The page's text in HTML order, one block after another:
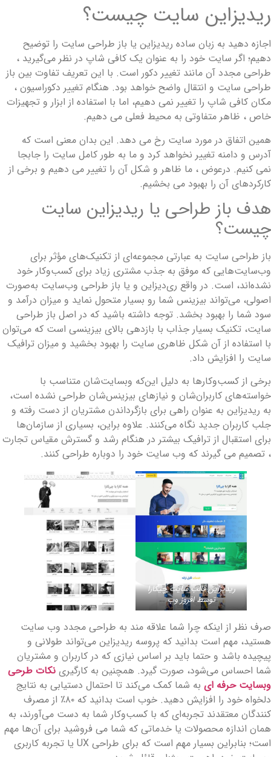
ریدیزاین سایت چیست؟
اجازه دهید به زبان ساده ریدیزاین یا باز طراحی سایت را توضیح
دهیم؛ اگر سایت خود را به عنوان یک کافی شاپ در نظر می‌گیرید ،
طراحی مجدد آن مانند تغییر دکور است. با این تعریف تفاوت بین باز
طراحی سایت و انتقال واضح خواهد بود. هنگام تغییر دکوراسیون ،
مکان کافی شاپ را تغییر نمی دهیم، اما با استفاده از ابزار و تجهیزات
خاص ، ظاهر متفاوتی به محیط فعلی می دهیم.
همین اتفاق در مورد سایت رخ می دهد. این بدان معنی است که
آدرس و دامنه تغییر نخواهد کرد و ما به طور کامل سایت را جابجا
نمی کنیم. درعوض ، ما ظاهر و شکل آن را تغییر می دهیم و برخی از
کارکردهای آن را بهبود می بخشیم.
هدف باز طراحی یا ریدیزاین سایت
چیست؟
باز طراحی سایت به عبارتی مجموعه‌ای از تکنیک‌های مؤثر برای
وب‌سایت‌هایی که موفق به جذب مشتری زیاد برای کسب‌وکار خود
نشده‌اند، است. در واقع ری‌دیزاین و یا باز طراحی وب‌سایت به‌صورت
اصولی، می‌تواند بیزینس شما رو بسیار متحول نماید و میزان درآمد و
سود شما را بهبود بخشد. توجه داشته باشید که در اصل باز طراحی
سایت، تکنیک بسیار جذاب با بازدهی بالای بیزینسی است که می‌توان
با استفاده از آن شکل ظاهری سایت را بهبود بخشید و میزان ترافیک
سایت را افزایش داد.
برخی از کسب‌وکارها به دلیل این‌که وبسایت‌شان متناسب با
خواسته‌های کاربران‌شان و نیازهای بیزینس‌شان طراحی نشده است،
به ریدیزاین به عنوان راهی برای بازگرداندن مشتریان از دست رفته و
جلب کاربران جدید نگاه می‌کنند. علاوه براین، بسیاری از سازمان‌ها
برای استقبال از ترافیک بیشتر در هنگام رشد و گسترش مقیاس تجارت
، تصمیم می گیرند که وب سایت خود را دوباره طراحی کنند.
ریدیزاین قالب سایت چیکارا
توسط افروز وب
صرف نظر از اینکه چرا شما علاقه مند به طراحی مجدد وب سایت
هستید، مهم است بدانید که پروسه ریدیزاین می‌تواند طولانی و
پیچیده باشد و حتما باید بر اساس نیازی که در کاربران و مشتریان
شما احساس می‌شود، صورت گیرد. همچنین به کارگیری نکات طرحی
وبسایت حرفه ای به شما کمک می‌کند تا احتمال دستیابی به نتایج
دلخواه خود را افزایش دهید. خوب است بدانید که ۸۰٪ از مصرف
کنندگان معتقدند تجربه‌ای که با کسب‌وکار شما به دست می‌آورند، به
همان اندازه محصولات یا خدماتی که شما می فروشید برای‌ آن‌ها مهم
است؛ بنابراین بسیار مهم است که برای طراحی UX یا تجربه کاربری